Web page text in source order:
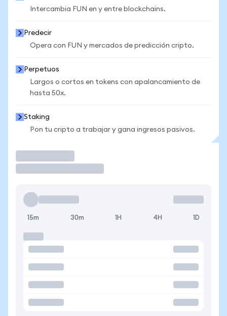
Intercambia FUN en y entre blockchains.
Predecir
Opera con FUN y mercados de predicción cripto.
Perpetuos
Largos o cortos en tokens con apalancamiento de
hasta 50x.
Staking
Pon tu cripto a trabajar y gana ingresos pasivos.
15m 30m 1H 4H 1D